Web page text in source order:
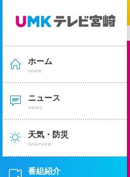
ホーム
HOME
ニュース
NEWS
天気・防災
WEATHER
番組紹介